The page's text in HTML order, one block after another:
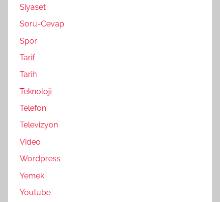
Siyaset
Soru-Cevap
Spor
Tarif
Tarih
Teknoloji
Telefon
Televizyon
Video
Wordpress
Yemek
Youtube